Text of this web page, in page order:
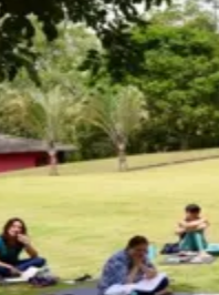
Jandira ItapeviCotiaPirapora
Franco da